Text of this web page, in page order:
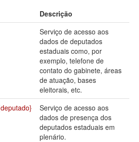
Descrição
Serviço de acesso aos
dados de deputados
estaduais como, por
exemplo, telefone de
contato do gabinete, áreas
de atuação, bases
eleitorais, etc.
Serviço de acesso aos
dados de presença dos
deputados estaduais em
plenário.